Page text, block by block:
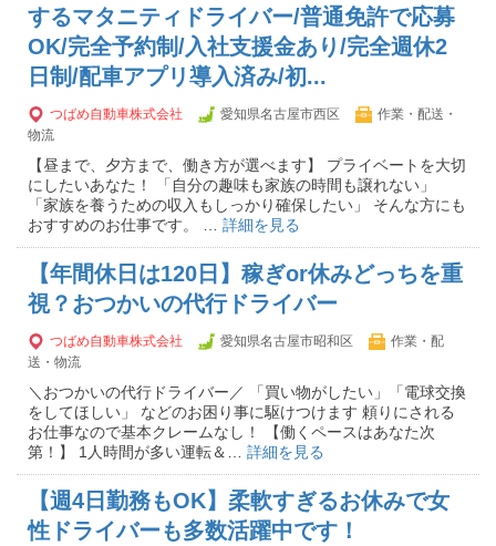
するマタニティドライバー/普通免許で応募
OK/完全予約制/入社支援金あり/完全週休2
日制/配車アプリ導入済み/初...
つばめ自動車株式会社 愛知県名古屋市西区
作業・配送・
物流
【昼まで、夕方まで、働き方が選べます】 プライベートを大切
にしたいあなた！ 「自分の趣味も家族の時間も譲れない」
「家族を養うための収入もしっかり確保したい」 そんな方にも
おすすめのお仕事です。 … 詳細を見る
【年間休日は120日】稼ぎor休みどっちを重
視？おつかいの代行ドライバー
つばめ自動車株式会社 愛知県名古屋市昭和区
作業・配
送・物流
＼おつかいの代行ドライバー／ 「買い物がしたい」「電球交換
をしてほしい」 などのお困り事に駆けつけます 頼りにされる
お仕事なので基本クレームなし！ 【働くペースはあなた次
第！】 1人時間が多い運転＆… 詳細を見る
【週4日勤務もOK】柔軟すぎるお休みで女
性ドライバーも多数活躍中です！